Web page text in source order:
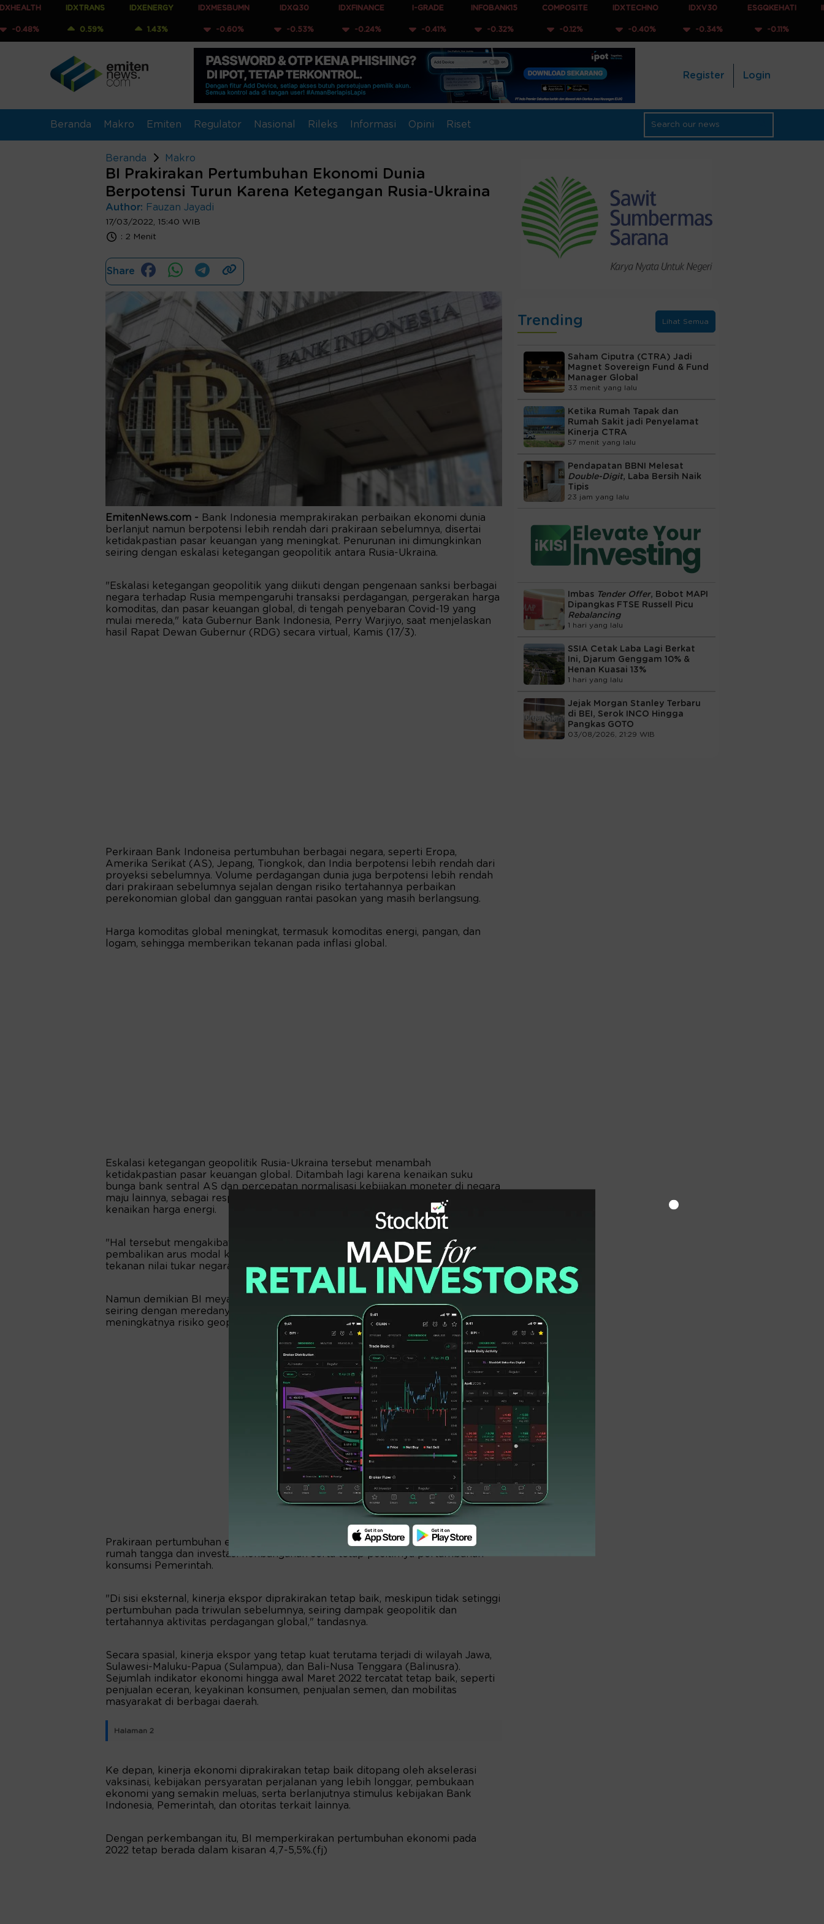
IDXTRANS
0.59%
IDXENERGY
1.43%
IDXMESBUMN
-0.60%
IDXQ30
-0.53%
IDXFINANCE
-0.24%
I-GRADE
-0.41%
INFOBANK15
-0.32%
COMPOSITE
-0.12%
IDXTECHNO
-0.40%
IDXV30
-0.34%
ESGQKEHATI
-0.11%
IDXNONCYC
-0.28%
Register Login
Beranda Makro Emiten Regulator Nasional Rileks Informasi Opini Riset
Beranda Makro
BI Prakirakan Pertumbuhan Ekonomi Dunia
Berpotensi Turun Karena Ketegangan Rusia-Ukraina
Author: Fauzan Jayadi
17/03/2022, 15:40 WIB
: 2 Menit
Share
EmitenNews.com - Bank Indonesia memprakirakan perbaikan ekonomi dunia
berlanjut namun berpotensi lebih rendah dari prakiraan sebelumnya, disertai
ketidakpastian pasar keuangan yang meningkat. Penurunan ini dimungkinkan
seiring dengan eskalasi ketegangan geopolitik antara Rusia-Ukraina.
"Eskalasi ketegangan geopolitik yang diikuti dengan pengenaan sanksi berbagai
negara terhadap Rusia mempengaruhi transaksi perdagangan, pergerakan harga
komoditas, dan pasar keuangan global, di tengah penyebaran Covid-19 yang
mulai mereda," kata Gubernur Bank Indonesia, Perry Warjiyo, saat menjelaskan
hasil Rapat Dewan Gubernur (RDG) secara virtual, Kamis (17/3).
Perkiraan Bank Indoneisa pertumbuhan berbagai negara, seperti Eropa,
Amerika Serikat (AS), Jepang, Tiongkok, dan India berpotensi lebih rendah dari
proyeksi sebelumnya. Volume perdagangan dunia juga berpotensi lebih rendah
dari prakiraan sebelumnya sejalan dengan risiko tertahannya perbaikan
perekonomian global dan gangguan rantai pasokan yang masih berlangsung.
Harga komoditas global meningkat, termasuk komoditas energi, pangan, dan
logam, sehingga memberikan tekanan pada inflasi global.
Eskalasi ketegangan geopolitik Rusia-Ukraina tersebut menambah
ketidakpastian pasar keuangan global. Ditambah lagi karena kenaikan suku
bunga bank sentral AS dan percepatan normalisasi kebijakan moneter di negara
maju lainnya, sebagai respons terhadap meningkatnya tekanan inflasi akibat
kenaikan harga energi.
"Hal tersebut mengakibatkan terbatasnya aliran modal, seiring dengan risiko
pembalikan arus modal ke aset yang dianggap aman (safe haven asset), dan
tekanan nilai tukar negara berkembang, termasuk Indonesia," lanjut Perry.
Namun demikian BI meyakinkan pertumbuhan ekonomi domestik masih kuat
seiring dengan meredanya penyebaran Covid-19 varian Omicron di tengah
meningkatnya risiko geopolitik Rusia-Ukraina.
Prakiraan pertumbuhan ekonomi tersebut ditopang oleh perbaikan konsumsi
rumah tangga dan investasi nonbangunan serta tetap positifnya pertumbuhan
konsumsi Pemerintah.
"Di sisi eksternal, kinerja ekspor diprakirakan tetap baik, meskipun tidak setinggi
pertumbuhan pada triwulan sebelumnya, seiring dampak geopolitik dan
tertahannya aktivitas perdagangan global," tandasnya.
Secara spasial, kinerja ekspor yang tetap kuat terutama terjadi di wilayah Jawa,
Sulawesi-Maluku-Papua (Sulampua), dan Bali-Nusa Tenggara (Balinusra).
Sejumlah indikator ekonomi hingga awal Maret 2022 tercatat tetap baik, seperti
penjualan eceran, keyakinan konsumen, penjualan semen, dan mobilitas
masyarakat di berbagai daerah.
Halaman 2
Ke depan, kinerja ekonomi diprakirakan tetap baik ditopang oleh akselerasi
vaksinasi, kebijakan persyaratan perjalanan yang lebih longgar, pembukaan
ekonomi yang semakin meluas, serta berlanjutnya stimulus kebijakan Bank
Indonesia, Pemerintah, dan otoritas terkait lainnya.
Dengan perkembangan itu, BI memperkirakan pertumbuhan ekonomi pada
2022 tetap berada dalam kisaran 4,7-5,5%.(fj)
Trending Lihat Semua
Saham Ciputra (CTRA) Jadi
Magnet Sovereign Fund & Fund
Manager Global
33 menit yang lalu
Ketika Rumah Tapak dan
Rumah Sakit jadi Penyelamat
Kinerja CTRA
57 menit yang lalu
Pendapatan BBNI Melesat
Double-Digit, Laba Bersih Naik
Tipis
23 jam yang lalu
Imbas Tender Offer, Bobot MAPI
Dipangkas FTSE Russell Picu
Rebalancing
1 hari yang lalu
SSIA Cetak Laba Lagi Berkat
Ini, Djarum Genggam 10% &
Henan Kuasai 13%
1 hari yang lalu
Jejak Morgan Stanley Terbaru
di BEI, Serok INCO Hingga
Pangkas GOTO
03/08/2026, 21:29 WIB